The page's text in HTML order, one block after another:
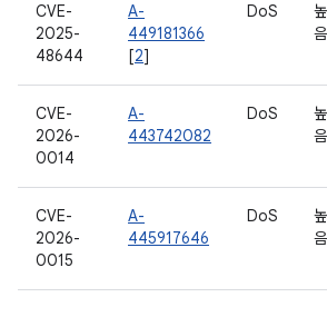
CVE-
2025-
48644
A-
449181366
[2]
DoS
높
음
CVE-
2026-
0014
A-
443742082
DoS
높
음
CVE-
2026-
0015
A-
445917646
DoS
높
음